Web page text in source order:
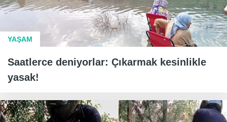
YAŞAM
Saatlerce deniyorlar: Çıkarmak kesinlikle
yasak!